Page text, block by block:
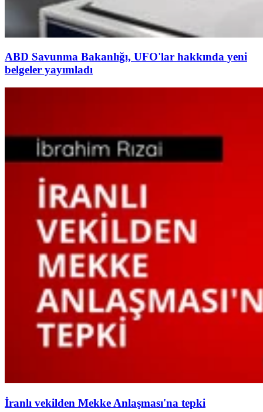
ABD Savunma Bakanlığı, UFO'lar hakkında yeni
belgeler yayımladı
İranlı vekilden Mekke Anlaşması'na tepki